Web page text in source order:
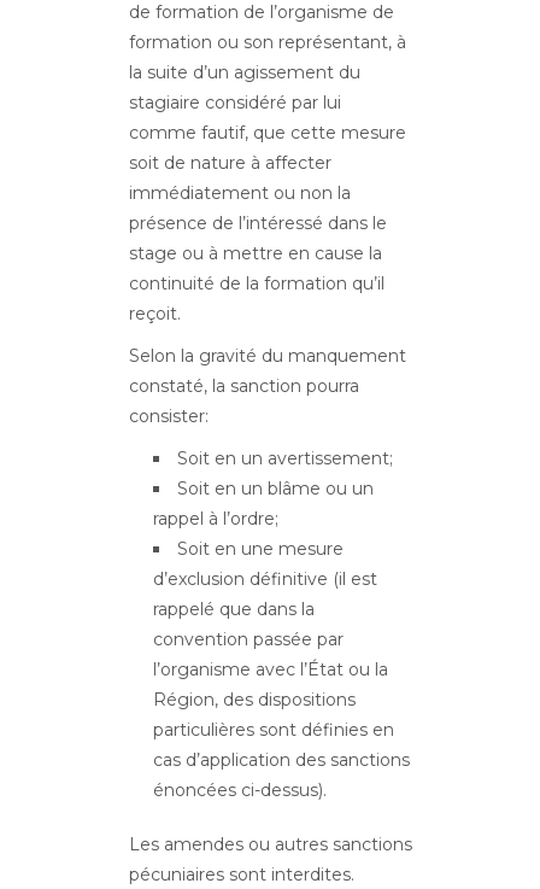
de formation de l’organisme de
formation ou son représentant, à
la suite d’un agissement du
stagiaire considéré par lui
comme fautif, que cette mesure
soit de nature à affecter
immédiatement ou non la
présence de l’intéressé dans le
stage ou à mettre en cause la
continuité de la formation qu’il
reçoit.
Selon la gravité du manquement
constaté, la sanction pourra
consister:
Soit en un avertissement;
Soit en un blâme ou un
rappel à l’ordre;
Soit en une mesure
d’exclusion définitive (il est
rappelé que dans la
convention passée par
l’organisme avec l’État ou la
Région, des dispositions
particulières sont définies en
cas d’application des sanctions
énoncées ci-dessus).
Les amendes ou autres sanctions
pécuniaires sont interdites.